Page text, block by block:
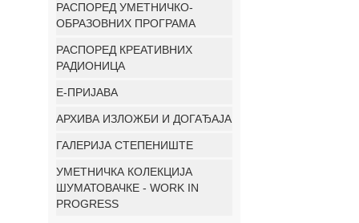
РАСПОРЕД УМЕТНИЧКО-
ОБРАЗОВНИХ ПРОГРАМА
РАСПОРЕД КРЕАТИВНИХ
РАДИОНИЦА
E-ПРИЈАВА
АРХИВА ИЗЛОЖБИ И ДОГАЂАЈА
ГАЛЕРИЈА СТЕПЕНИШТЕ
УМЕТНИЧКА КОЛЕКЦИЈА
ШУМАТОВАЧКЕ - WORK IN
PROGRESS